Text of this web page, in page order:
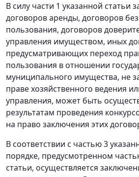
В силу части 1 указанной статьи
договоров аренды, договоров
пользования, договоров
управления имуществом, иных
предусматривающих переход
пользования в отношении
муниципального имущества, не
праве хозяйственного ведения
управления, может быть
результатам проведения
на право заключения этих
В соответствии с частью 3
порядке, предусмотренном
статьи, осуществляется